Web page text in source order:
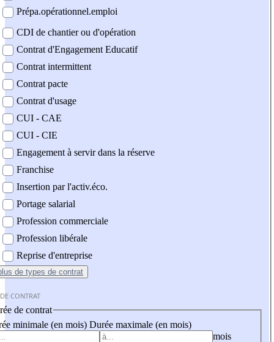
Prépa.opérationnel.emploi
CDI de chantier ou d'opération
Contrat d'Engagement Educatif
Contrat intermittent
Contrat pacte
Contrat d'usage
CUI - CAE
CUI - CIE
Engagement à servir dans la réserve
Franchise
Insertion par l'activ.éco.
Portage salarial
Profession commerciale
Profession libérale
Reprise d'entreprise
de types de contrat
CONTRAT
de contrat
minimale (en mois) Durée maximale (en mois)
mois